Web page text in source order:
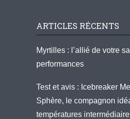
ARTICLES RÉCENTS
Myrtilles : l’allié de votre
performances
Test et avis : Icebreaker
Sphère, le compagnon
températures